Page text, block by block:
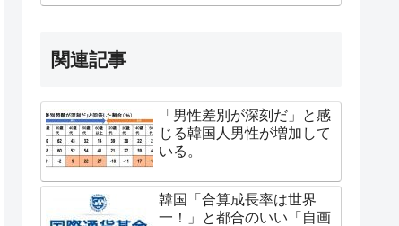
関連記事
「男性差別が深刻だ」と感
じる韓国人男性が増加して
いる。
韓国「合算成長率は世界
一！」と都合のいい「自画